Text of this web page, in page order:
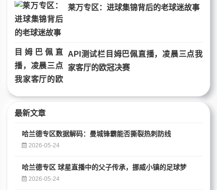
莱万专区：进球集锦背后的老球迷故事
API测试栏目姆巴佩直播，凌晨三点我
家客厅的欧冠决赛
最新文章
哈兰德专区数据解码：曼城锋霸能否撕裂热刺防线
2026-05-24
哈兰德专区 球星直播中的父子传承，挪威小镇的足球梦
2026-05-24